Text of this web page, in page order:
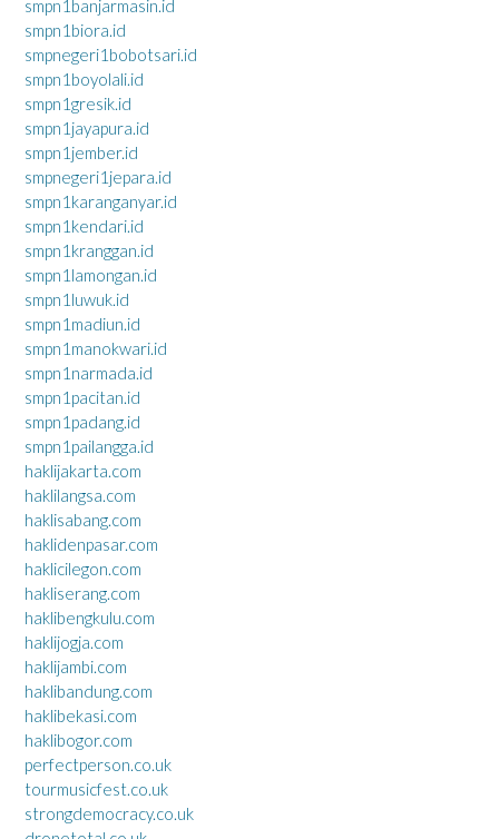
smpn1banjarmasin.id
smpn1biora.id
smpnegeri1bobotsari.id
smpn1boyolali.id
smpn1gresik.id
smpn1jayapura.id
smpn1jember.id
smpnegeri1jepara.id
smpn1karanganyar.id
smpn1kendari.id
smpn1kranggan.id
smpn1lamongan.id
smpn1luwuk.id
smpn1madiun.id
smpn1manokwari.id
smpn1narmada.id
smpn1pacitan.id
smpn1padang.id
smpn1pailangga.id
haklijakarta.com
haklilangsa.com
haklisabang.com
haklidenpasar.com
haklicilegon.com
hakliserang.com
haklibengkulu.com
haklijogja.com
haklijambi.com
haklibandung.com
haklibekasi.com
haklibogor.com
perfectperson.co.uk
tourmusicfest.co.uk
strongdemocracy.co.uk